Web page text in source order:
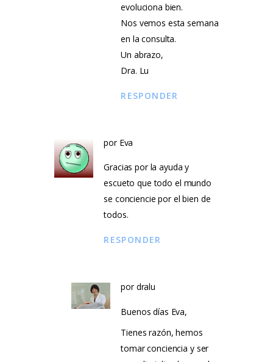
evoluciona bien.
Nos vemos esta semana
en la consulta.
Un abrazo,
Dra. Lu
RESPONDER
por Eva
Gracias por la ayuda y
escueto que todo el mundo
se conciencie por el bien de
todos.
RESPONDER
pordralu
Buenos días Eva,
Tienes razón, hemos
tomar conciencia y ser